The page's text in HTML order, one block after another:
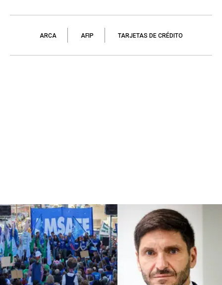
ARCA AFIP TARJETAS DE CRÉDITO